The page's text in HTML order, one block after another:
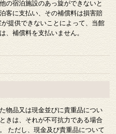
の宿泊施設のあっ旋ができないと
客に支払い、その補償料は損害賠
提供できないことによって、当館
、補償料を支払いません。
物品又は現金並びに貴重品につい
きは、それが不可抗力である場合
ただし、現金及び貴重品について